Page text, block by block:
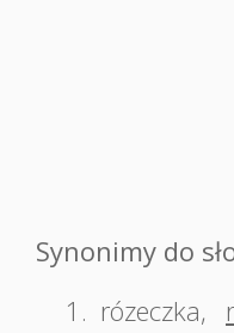
Synonimy do
1. rózeczka,